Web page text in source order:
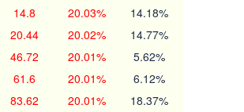
14.8 20.03% 14.18%
20.44 20.02% 14.77%
46.72 20.01% 5.62%
61.6 20.01% 6.12%
83.62 20.01% 18.37%